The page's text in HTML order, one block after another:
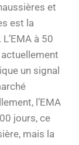
et
est la
à 50
un signal
l’EMA
jours, ce
mais la